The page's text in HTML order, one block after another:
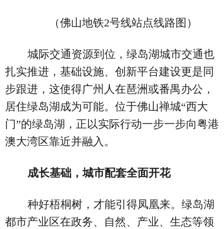
（佛山地铁2号线站点线路图）
城际交通资源到位，绿岛湖城市交通也
扎实推进，基础设施、创新平台建设更是同
步跟进，这使得广州人在琶洲或番禺办公，
居住绿岛湖成为可能。位于佛山禅城“西大
门”的绿岛湖，正以实际行动一步一步向粤港
澳大湾区靠近并融入。
成长基础，城市配套全面开花
种好梧桐树，才能引得凤凰来。绿岛湖
都市产业区在政务、自然、产业、生态等领